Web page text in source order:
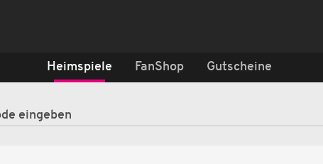
Heimspiele FanShop Gutscheine